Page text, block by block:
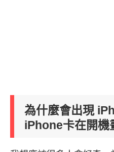
為什麼會出現
iPhone卡在開機